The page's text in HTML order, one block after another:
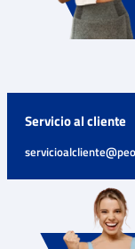
Servicio al cliente